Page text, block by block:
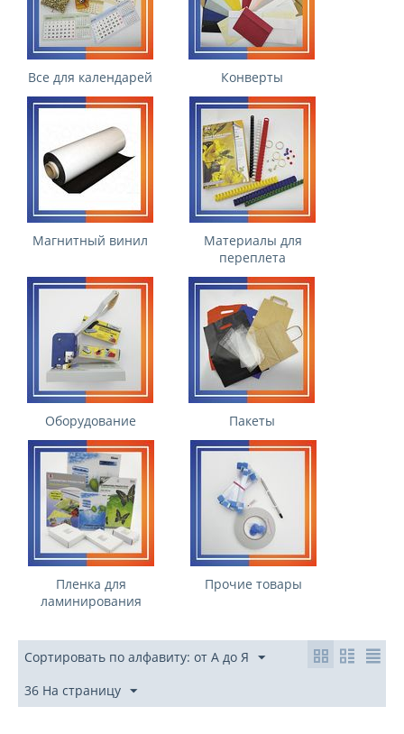
Все для календарей Конверты
Магнитный винил
Материалы для
переплета
Оборудование Пакеты
Пленка для
ламинирования
Прочие товары
Сортировать по алфавиту: от А до Я
36 На страницу